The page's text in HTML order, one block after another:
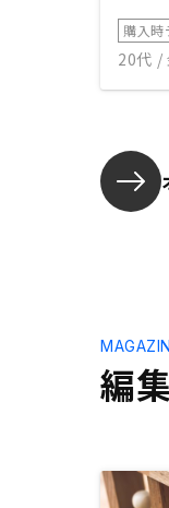
購入時
20代 /
編